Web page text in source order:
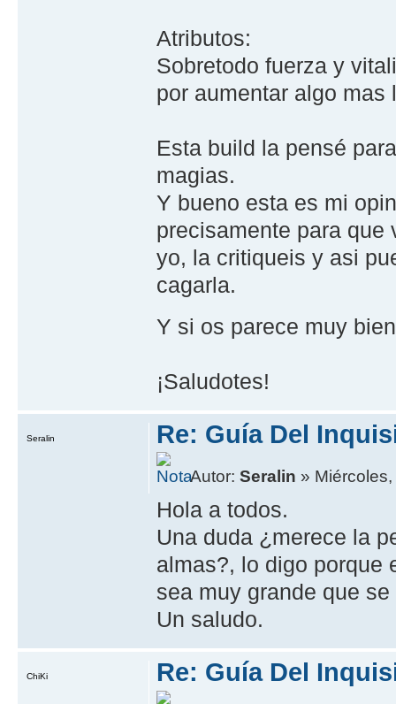
Atributos:
Sobretodo fuerza y
por aumentar algo
Esta build la pensé
magias.
Y bueno esta es mi
precisamente para que
yo, la critiqueis y asi
cagarla.
Y si os parece muy
¡Saludotes!
Re: Guía Del
Autor:Seralin »
Hola a todos.
Una duda ¿merece la
almas?, lo digo porque
sea muy grande que se
Un saludo.
Seralin
Re: Guía Del
ChiKi